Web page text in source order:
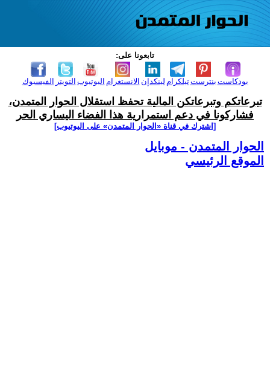
تابعونا على:
الفيسبوك التويتر اليوتيوب الانستغرام لينكدإن تيلكرامبنترست بودكاست
تبرعاتكم وتبرعاتكن المالية تحفظ استقلال الحوار المتمدن،
فشاركونا في دعم استمرارية هذا الفضاء اليساري الحر
[اشترك في قناة ‫«الحوار المتمدن» على اليوتيوب]
الحوار المتمدن - موبايل
الموقع الرئيسي